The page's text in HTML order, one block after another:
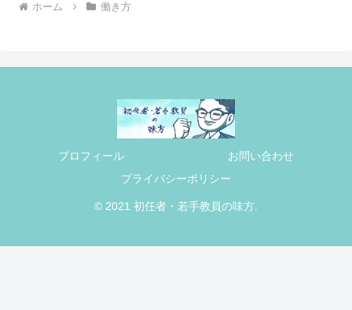
ホーム 働き方
プロフィール
お問い合わせ
プライバシーポリシー
© 2021 初任者・若手教員の味方.